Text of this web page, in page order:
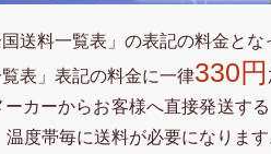
送料一覧表」の表記の料金とな
表」表記の料金に一律330円
カーからお客様へ直接発送す
度帯毎に送料が必要になります